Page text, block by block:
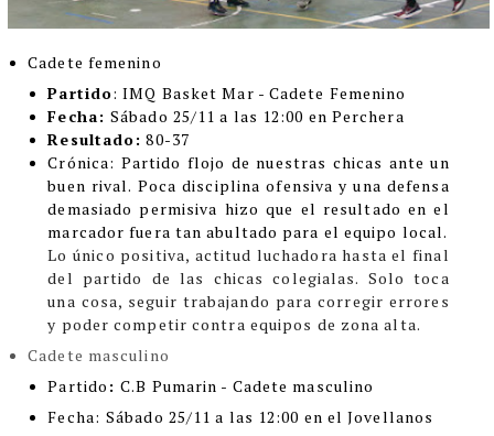
Cadete femenino
Partido: IMQ Basket Mar - Cadete Femenino
Fecha:Sábado 25/11 a las 12:00 en Perchera
Resultado: 80-37
Crónica: Partido flojo de nuestras chicas ante un
buen rival. Poca disciplina ofensiva y una defensa
demasiado permisiva hizo que el resultado en el
marcador fuera tan abultado para el equipo local.
Lo único positiva, actitud luchadora hasta el final
del partido de las chicas colegialas. Solo toca
una cosa, seguir trabajando para corregir errores
y poder competir contra equipos de zona alta.
Cadete masculino
Partido :C.B Pumarin - Cadete masculino
Fecha: Sábado 25/11 a las 12:00 en el Jovellanos